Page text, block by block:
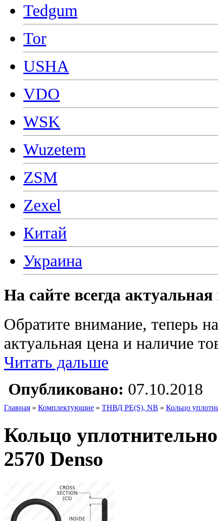
Tedgum
Tor
USHA
VDO
WSK
Wuzetem
ZSM
Zexel
Китай
Украина
На сайте всегда
Обратите внимание, теперь
актуальная цена и наличие
Читать дальше
Опубликовано: 07.10.2018
Главная » Комплектующие » ТНВД PE(S), NB » Кольцо
Кольцо
2570 Denso